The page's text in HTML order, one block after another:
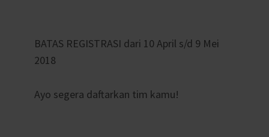
BATAS REGISTRASI dari 10 April s/d 9 Mei
2018
Ayo segera daftarkan tim kamu!